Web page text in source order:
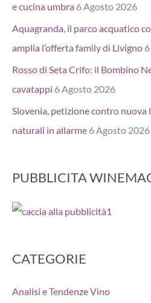
e cucina umbra 6 Agosto 2026
Aquagranda, il parco acquatico
amplia l’offerta family di Livigno
Rosso di Seta Crifo: il Bombino
cavatappi 6 Agosto 2026
Slovenia, petizione contro
naturali in allarme 6 Agosto 2026
PUBBLICITA
CATEGORIE
Analisi e Tendenze Vino